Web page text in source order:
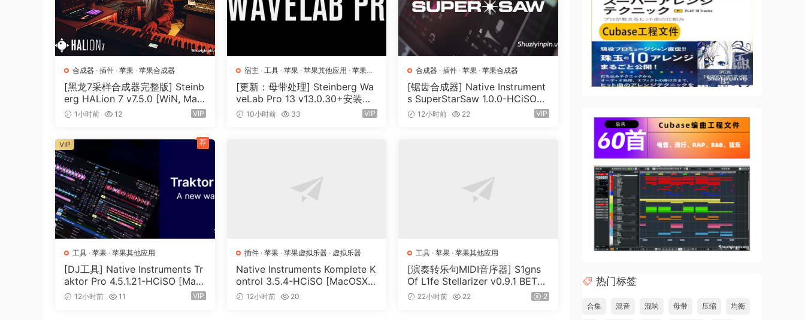
合成器 · 插件 · 苹果 · 苹果合成器
[黑龙7采样合成器完整版] Steinb
erg HALion 7 v7.5.0 [WiN, Mac
OSX]（673.3MB+920 MB+1.6G
1小时前 12 VIP
宿主 · 工具· 苹果· 苹果其他应用 · 苹果宿
主
[更新：母带处理] Steinberg Wa
veLab Pro 13 v13.0.30+安装方
法 [WiN, MacOSX]（285.6MB
10小时前 33 VIP
合成器 ·插件 ·苹果 ·苹果合成器
[锯齿合成器] Native Instrument
s SuperStarSaw 1.0.0-HCiSO
[MacOSX]（182.43MB）
12小时前 22 VIP
工具 · 苹果 · 苹果其他应用
[DJ工具] Native Instruments Tr
aktor Pro 4.5.1.21-HCiSO [Mac
OSX]（402.83MB）
12小时前 11 VIP
VIP 荐
插件· 苹果· 苹果虚拟乐器· 虚拟乐器
Native Instruments Komplete K
ontrol 3.5.4-HCiSO [MacOSX]
（ 823.17MB）
12小时前 20
工具 ·苹果 ·苹果其他应用
[演奏转乐句MIDI音序器] S1gns
Of L1fe Stellarizer v0.9.1 BETA-
ARCADiA [WiN, MacOSX]（22
22小时前 22 2
热门标签
合集 混音 混响 母带 压缩 均衡